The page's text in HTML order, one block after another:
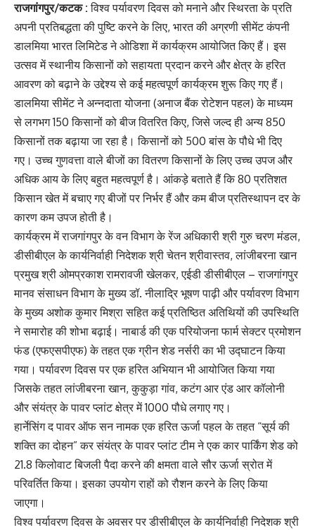
राजगांगपुर/कटक : विश्व पर्यावरण दिवस को मनाने और स्थिरता के प्रति
अपनी प्रतिबद्धता की पुष्टि करने के लिए, भारत की अग्रणी सीमेंट कंपनी
डालमिया भारत लिमिटेड ने ओडिशा में कार्यक्रम आयोजित किए हैं। इस
उत्सव में स्थानीय किसानों को सहायता प्रदान करने और क्षेत्र के हरित
आवरण को बढ़ाने के उद्देश्य से कई महत्वपूर्ण कार्यक्रम शुरू किए गए हैं।
डालमिया सीमेंट ने अन्नदाता योजना (अनाज बैंक रोटेशन पहल) के माध्यम
से लगभग 150 किसानों को बीज वितरित किए, जिसे जल्द ही अन्य 850
किसानों तक बढ़ाया जा रहा है। किसानों को 500 बांस के पौधे भी दिए
गए। उच्च गुणवत्ता वाले बीजों का वितरण किसानों के लिए उच्च उपज और
अधिक आय के लिए बहुत महत्वपूर्ण है। आंकड़े बताते हैं कि 80 प्रतिशत
किसान खेत में बचाए गए बीजों पर निर्भर हैं और कम बीज प्रतिस्थापन दर के
कारण कम उपज होती है।
कार्यक्रम में राजगांगपुर के वन विभाग के रेंज अधिकारी श्री गुरु चरण मंडल,
डीसीबीएल के कार्यनिर्वाही निदेशक श्री चेतन श्रीवास्तव, लांजीबरना खान
प्रमुख श्री ओमप्रकाश रामरावजी खेलकर, एईडी डीसीबीएल – राजगांगपुर
मानव संसाधन विभाग के मुख्य डॉ. नीलाद्रि भूषण पाढ़ी और पर्यावरण विभाग
के मुख्य अशोक कुमार मिश्रा सहित कई प्रतिष्ठित अतिथियों की उपस्थिति
ने समारोह की शोभा बढ़ाई। नाबार्ड की एक परियोजना फार्म सेक्टर प्रमोशन
फंड (एफएसपीएफ) के तहत एक ग्रीन शेड नर्सरी का भी उद्घाटन किया
गया। पर्यावरण दिवस पर एक हरित अभियान भी आयोजित किया गया
जिसके तहत लांजीबरना खान, कुकुड़ा गांव, कटंग आर एंड आर कॉलोनी
और संयंत्र के पावर प्लांट क्षेत्र में 1000 पौधे लगाए गए।
हार्नेसिंग द पावर ऑफ सन नामक एक हरित ऊर्जा पहल के तहत “सूर्य की
शक्ति का दोहन” कर संयंत्र के पावर प्लांट टीम ने एक कार पार्किंग शेड को
21.8 किलोवाट बिजली पैदा करने की क्षमता वाले सौर ऊर्जा स्रोत में
परिवर्तित किया। इसका उपयोग राहों को रौशन करने के लिए किया
जाएगा।
विश्व पर्यावरण दिवस के अवसर पर डीसीबीएल के कार्यनिर्वाही निदेशक श्री